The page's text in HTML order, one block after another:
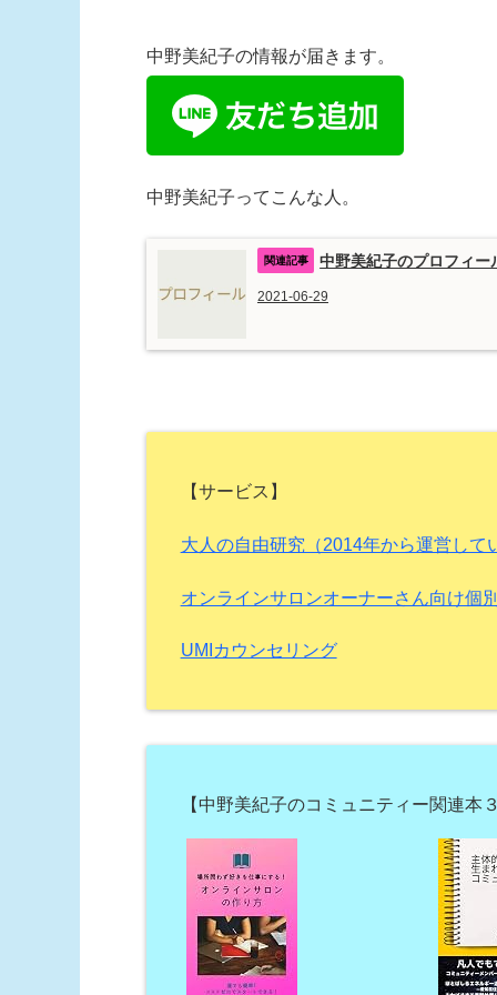
中野美紀子の情報が届きます。
中野美紀子ってこんな人。
中野美紀子のプロフィー
2021-06-29
【サービス】
大人の自由研究（2014年から運営して
オンラインサロンオーナーさん向け個
UMIカウンセリング
【中野美紀子のコミュニティー関連本